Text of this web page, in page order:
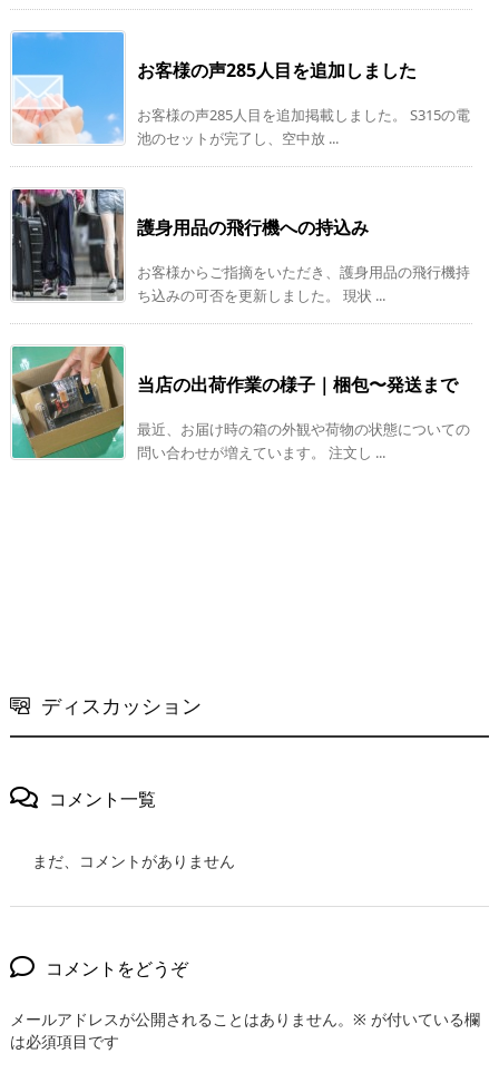
お客様の声285人目を追加しました
お客様の声285人目を追加掲載しました。 S315の電
池のセットが完了し、空中放 ...
護身用品の飛行機への持込み
お客様からご指摘をいただき、護身用品の飛行機持
ち込みの可否を更新しました。 現状 ...
当店の出荷作業の様子｜梱包〜発送まで
最近、お届け時の箱の外観や荷物の状態についての
問い合わせが増えています。 注文し ...
ディスカッション
コメント一覧
まだ、コメントがありません
コメントをどうぞ
メールアドレスが公開されることはありません。 ※ が付いている欄
は必須項目です